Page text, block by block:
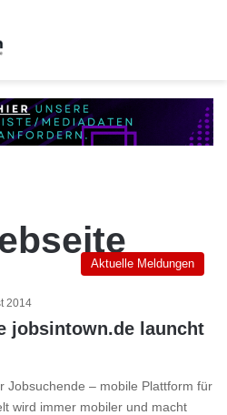
Aktuelle Meldungen
2014
jobsintown.de launcht
Jobsuchende – mobile Plattform für
wird immer mobiler und macht